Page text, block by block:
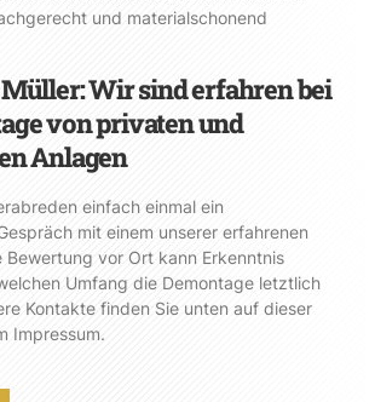
und materialschonend
Wir sind erfahren bei
von privaten und
Anlagen
einfach einmal ein
mit einem unserer erfahrenen
Bewertung vor Ort kann Erkenntnis
Umfang die Demontage letztlich
Kontakte finden Sie unten auf dieser
Impressum.